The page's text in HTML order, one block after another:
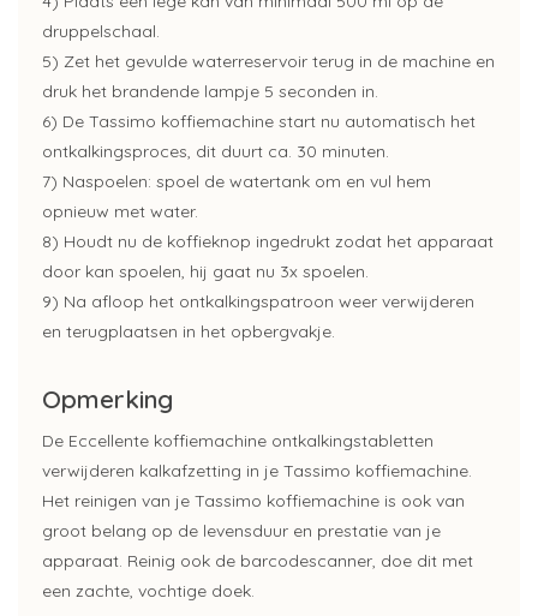
druppelschaal.
5) Zet het gevulde waterreservoir terug in de machine en
druk het brandende lampje 5 seconden in.
6) De Tassimo koffiemachine start nu automatisch het
ontkalkingsproces, dit duurt ca. 30 minuten.
7) Naspoelen: spoel de watertank om en vul hem
opnieuw met water.
8) Houdt nu de koffieknop ingedrukt zodat het apparaat
door kan spoelen, hij gaat nu 3x spoelen.
9) Na afloop het ontkalkingspatroon weer verwijderen
en terugplaatsen in het opbergvakje.
Opmerking
De Eccellente koffiemachine ontkalkingstabletten
verwijderen kalkafzetting in je Tassimo koffiemachine.
Het reinigen van je Tassimo koffiemachine is ook van
groot belang op de levensduur en prestatie van je
apparaat. Reinig ook de barcodescanner, doe dit met
een zachte, vochtige doek.